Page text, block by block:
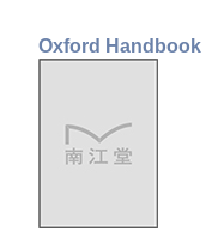
Oxford Handbook